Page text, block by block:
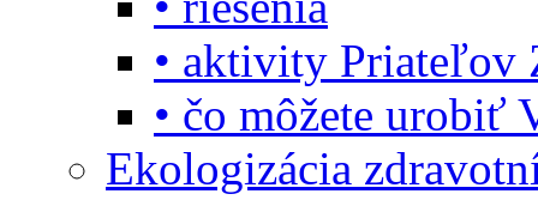
• aktivity Priateľov
• čo môžete urobiť
Ekologizácia